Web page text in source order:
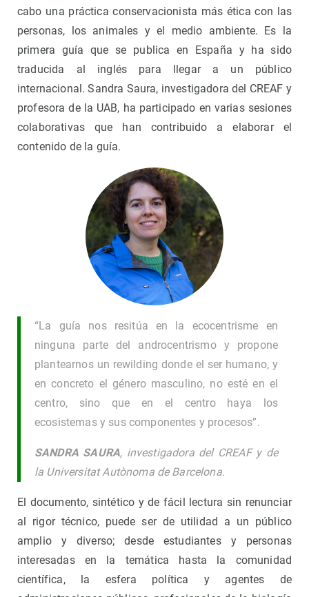
cabo una práctica conservacionista más ética con las
personas, los animales y el medio ambiente. Es la
primera guía que se publica en España y ha sido
traducida al inglés para llegar a un público
internacional. Sandra Saura, investigadora del CREAF y
profesora de la UAB, ha participado en varias sesiones
colaborativas que han contribuido a elaborar el
contenido de la guía.
“La guía nos resitúa en la ecocentrisme en
ninguna parte del androcentrismo y propone
plantearnos un rewilding donde el ser humano, y
en concreto el género masculino, no esté en el
centro, sino que en el centro haya los
ecosistemas y sus componentes y procesos”.
SANDRA SAURA, investigadora del CREAF y de
la Universitat Autònoma de Barcelona.
El documento, sintético y de fácil lectura sin renunciar
al rigor técnico, puede ser de utilidad a un público
amplio y diverso; desde estudiantes y personas
interesadas en la temática hasta la comunidad
científica, la esfera política y agentes de